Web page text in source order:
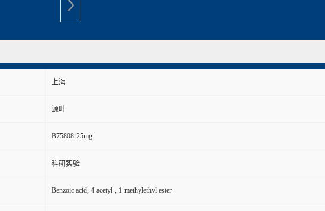
上海
源叶
B75808-25mg
科研实验
Benzoic acid, 4-acetyl-, 1-methylethyl ester